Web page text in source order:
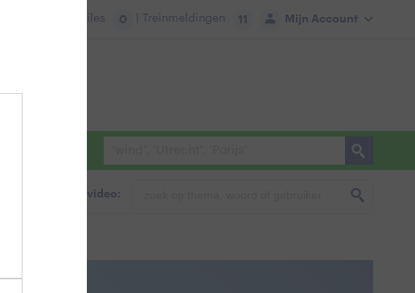
Mijn Account
Files 0 | Treinmeldingen 11
Zoeken in foto & video: